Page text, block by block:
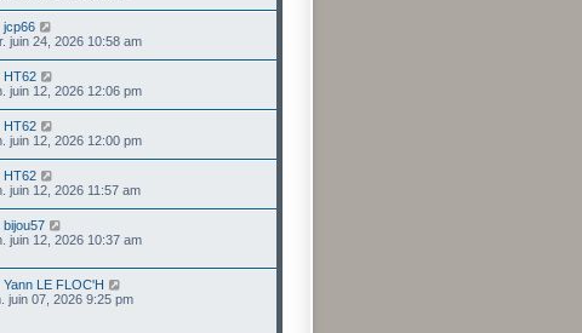
jcp66
juin 24, 2026 10:58 am
HT62
juin 12, 2026 12:06 pm
HT62
juin 12, 2026 12:00 pm
HT62
juin 12, 2026 11:57 am
bijou57
juin 12, 2026 10:37 am
Yann LE FLOC'H
juin 07, 2026 9:25 pm